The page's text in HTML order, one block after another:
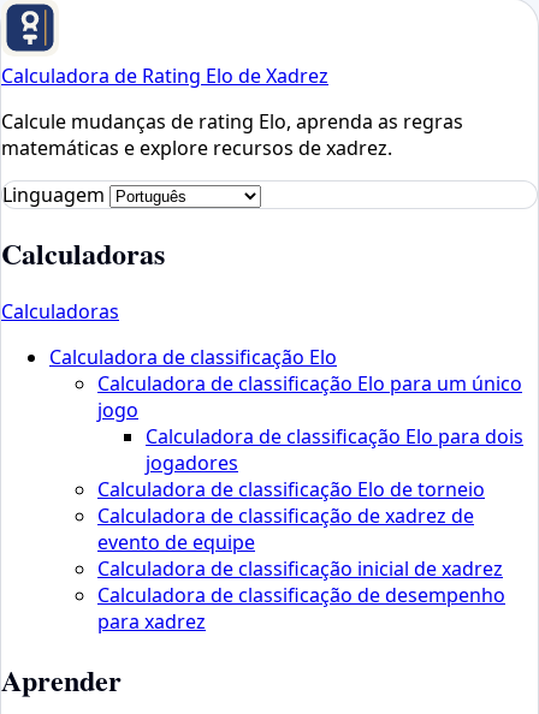
Calculadora de Rating Elo de Xadrez
Calcule mudanças de rating Elo, aprenda as regras
matemáticas e explore recursos de xadrez.
Linguagem
Calculadoras
Calculadoras
Calculadora de classificação Elo
Calculadora de classificação Elo para um único
jogo
Calculadora de classificação Elo para dois
jogadores
Calculadora de classificação Elo de torneio
Calculadora de classificação de xadrez de
evento de equipe
Calculadora de classificação inicial de xadrez
Calculadora de classificação de desempenho
para xadrez
Aprender